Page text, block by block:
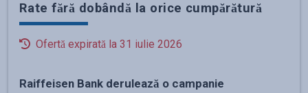
Rate fără dobândă la orice cumpărătură
Ofertă expirată la 31 iulie 2026
Raiffeisen Bank derulează o campanie